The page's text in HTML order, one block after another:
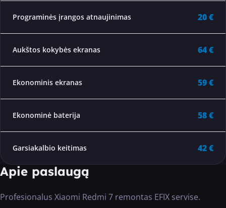
Programinės įrangos atnaujinimas 20 €
Aukštos kokybės ekranas 64 €
Ekonominis ekranas 59 €
Ekonominė baterija 58 €
Garsiakalbio keitimas 42 €
Apie paslaugą
Profesionalus Xiaomi Redmi 7 remontas EFIX servise.